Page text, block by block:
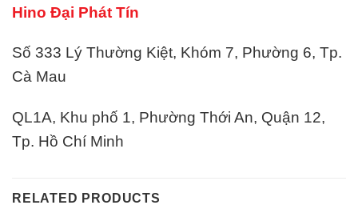
Hino Đại Phát Tín
Số 333 Lý Thường Kiệt, Khóm 7, Phường 6, Tp.
Cà Mau
QL1A, Khu phố 1, Phường Thới An, Quận 12,
Tp. Hồ Chí Minh
RELATED PRODUCTS